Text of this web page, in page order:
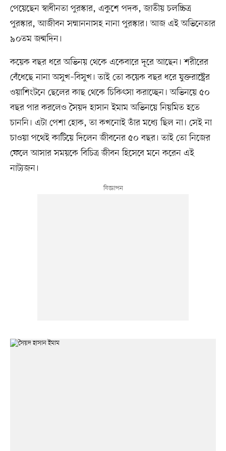
পেয়েছেন স্বাধীনতা পুরস্কার, একুশে পদক, জাতীয় চলচ্চিত্র
পুরস্কার, আজীবন সম্মাননাসহ নানা পুরস্কার। আজ এই অভিনেতার
৯০তম জন্মদিন।
কয়েক বছর ধরে অভিনয় থেকে একেবারে দূরে আছেন। শরীরের
বেঁধেছে নানা অসুখ–বিসুখ। তাই তো কয়েক বছর ধরে যুক্তরাষ্ট্রের
ওয়াশিংটনে ছেলের কাছ থেকে চিকিৎসা করাচ্ছেন। অভিনয়ে ৫০
বছর পার করলেও সৈয়দ হাসান ইমাম অভিনয়ে নিয়মিত হতে
চাননি। এটা পেশা হোক, তা কখনোই তাঁর মধ্যে ছিল না। সেই না
চাওয়া পথেই কাটিয়ে দিলেন জীবনের ৫০ বছর। তাই তো নিজের
ফেলে আসার সময়কে বিচিত্র জীবন হিসেবে মনে করেন এই
নাট্যজন।